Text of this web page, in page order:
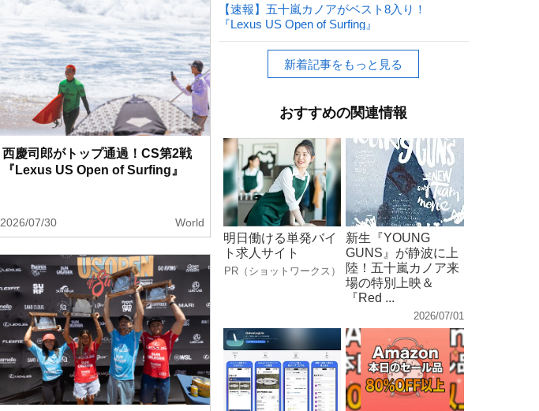
西慶司郎がトップ通過！CS第2戦
『Lexus US Open of Surfing』
2026/07/30 World
【速報】五十嵐カノアがベスト8入り！
『Lexus US Open of Surfing』
新着記事をもっと見る
おすすめの関連情報
明日働ける単発バイ
ト求人サイト
PR（ショットワークス）
新生『YOUNG
GUNS』が静波に上
陸！五十嵐カノア来
場の特別上映＆
『Red ...
2026/07/01